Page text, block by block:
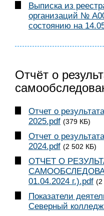
Выписка из
организаций №
состоянию на
Отчёт о
Отчет о
2025.pdf (379 КБ)
Отчет о
2024.pdf (2 502 КБ)
ОТЧЕТ О
01.04.2024 г.).pdf (2
Показатели
Северный колледж